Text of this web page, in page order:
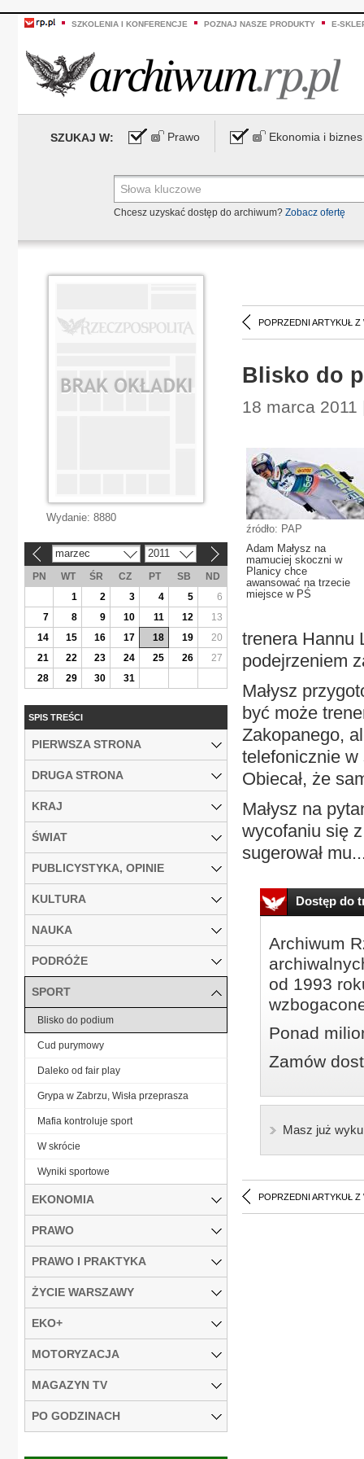
SZKOLENIA I KONFERENCJE POZNAJ NASZE PRODUKTY E-
SZUKAJ W: Prawo Ekonomia i biznes
Chcesz uzyskać dostęp do archiwum? Zobacz ofertę
POPRZEDNI ARTYKUŁ Z
Blisko do
18 marca
źródło: PAP
Adam Małysz na
mamuciej skoczni w
Planicy chce
awansować na trzecie
miejsce w PŚ
trenera Hannu
podejrzeniem
Małysz
być może
Zakopanego,
telefonicznie w
Obiecał, że
Małysz na
wycofaniu się
sugerował
Dostęp do
Archiwum
od 1993
Ponad
Zamów
Masz już
POPRZEDNI ARTYKUŁ Z
Wydanie: 8880
marzec 2011
PN WT ŚR CZ PT SB
ND
1
2 3 4 5
6
7
8 9 10 11 12
13
14
15 16 17 18 19
20
21
22 23 24 25 26
27
28
29 30 31
SPIS TREŚCI
PIERWSZA STRONA
DRUGA STRONA
KRAJ
ŚWIAT
PUBLICYSTYKA, OPINIE
KULTURA
NAUKA
PODRÓŻE
SPORT
Blisko do podium
Cud purymowy
Daleko od fair play
Grypa w Zabrzu, Wisła przeprasza
Mafia kontroluje sport
W skrócie
Wyniki sportowe
EKONOMIA
PRAWO
PRAWO I PRAKTYKA
ŻYCIE WARSZAWY
EKO+
MOTORYZACJA
MAGAZYN TV
PO GODZINACH